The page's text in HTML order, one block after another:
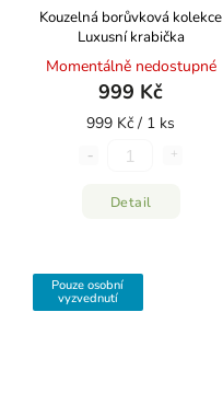
Kouzelná borůvková kolekce
Luxusní krabička
Momentálně nedostupné
999 Kč
999 Kč / 1 ks
Detail
Pouze osobní
vyzvednutí